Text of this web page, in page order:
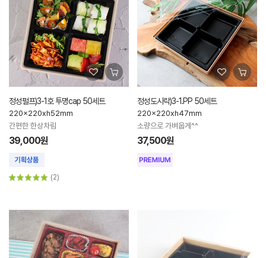
정성펄프)3-1호 투명cap 50세트
220x220xh52mm
간편한 한상차림
39,000원
(2)
정성도시락)3-1.PP 50세트
220x220xh47mm
소량으로 가벼웁게^^
37,500원